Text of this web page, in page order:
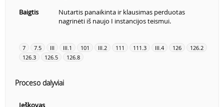
Baigtis
Nutartis panaikinta ir klausimas perduotas
nagrinėti iš naujo I instancijos teismui.
7 7.5 III III.1 101 III.2 111 111.3 III.4 126
126.2
126.3
126.5 126.8
Proceso dalyviai
Ieškovas